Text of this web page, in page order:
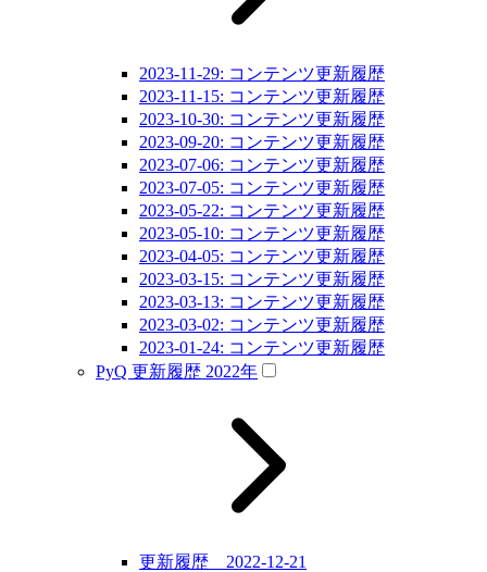
2023-11-29: コンテンツ更新履歴
2023-11-15: コンテンツ更新履歴
2023-10-30: コンテンツ更新履歴
2023-09-20: コンテンツ更新履歴
2023-07-06: コンテンツ更新履歴
2023-07-05: コンテンツ更新履歴
2023-05-22: コンテンツ更新履歴
2023-05-10: コンテンツ更新履歴
2023-04-05: コンテンツ更新履歴
2023-03-15: コンテンツ更新履歴
2023-03-13: コンテンツ更新履歴
2023-03-02: コンテンツ更新履歴
2023-01-24: コンテンツ更新履歴
PyQ 更新履歴 2022年
更新履歴 2022-12-21